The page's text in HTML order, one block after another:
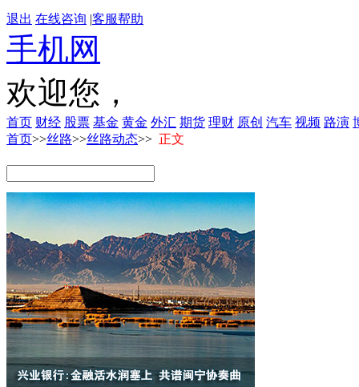
退出 在线咨询 |客服帮助
手机网
欢迎您，
首页 财经 股票 基金 黄金 外汇 期货 理财 原创 汽车 视频 路演
首页>>丝路>>丝路动态>> 正文